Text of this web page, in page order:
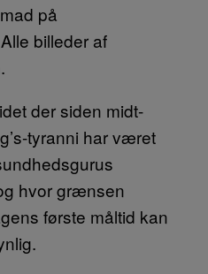
på
billeder af
der siden midt-
tyranni har været
hvor grænsen
første måltid kan